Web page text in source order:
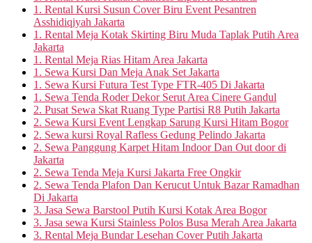
1. Rental Kursi Susun Cover Biru Event Pesantren
Asshidiqiyah Jakarta
1. Rental Meja Kotak Skirting Biru Muda Taplak Putih Area
Jakarta
1. Rental Meja Rias Hitam Area Jakarta
1. Sewa Kursi Dan Meja Anak Set Jakarta
1. Sewa Kursi Futura Test Type FTR-405 Di Jakarta
1. Sewa Tenda Roder Dekor Serut Area Cinere Gandul
2. Pusat Sewa Skat Ruang Type Partisi R8 Putih Jakarta
2. Sewa Kursi Event Lengkap Sarung Kursi Hitam Bogor
2. Sewa kursi Royal Rafless Gedung Pelindo Jakarta
2. Sewa Panggung Karpet Hitam Indoor Dan Out door di
Jakarta
2. Sewa Tenda Meja Kursi Jakarta Free Ongkir
2. Sewa Tenda Plafon Dan Kerucut Untuk Bazar Ramadhan
Di Jakarta
3. Jasa Sewa Barstool Putih Kursi Kotak Area Bogor
3. Jasa sewa Kursi Stainless Polos Busa Merah Area Jakarta
3. Rental Meja Bundar Lesehan Cover Putih Jakarta